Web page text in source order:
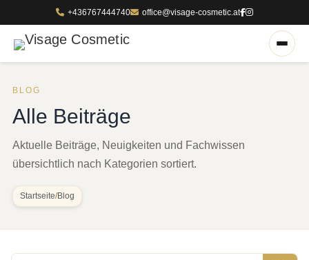
+436767444740 office@visage-cosmetic.at
BLOG
Alle Beiträge
Aktuelle Beiträge, Neuigkeiten und Fachwissen
übersichtlich nach Kategorien sortiert.
Startseite/Blog